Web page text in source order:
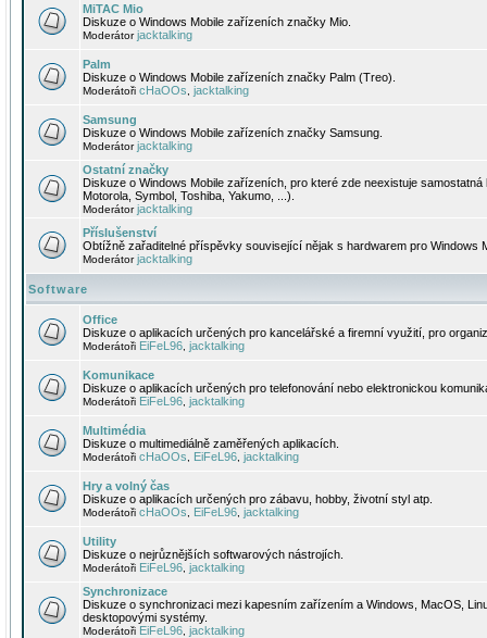
MiTAC Mio
Diskuze o Windows Mobile zařízeních značky Mio.
Moderátorjacktalking
Palm
Diskuze o Windows Mobile zařízeních značky Palm (Treo).
Moderátoři cHaOOs jacktalking
Samsung
Diskuze o Windows Mobile zařízeních značky Samsung.
Moderátorjacktalking
Ostatní značky
Diskuze o Windows Mobile zařízeních, pro které zde neexistuje
Motorola, Symbol, Toshiba, Yakumo, ...).
Moderátorjacktalking
Příslušenství
Obtížně zařaditelné příspěvky související nějak s hardwarem pro Windows
Moderátorjacktalking
Software
Office
Diskuze o aplikacích určených pro kancelářské a firemní využití, pro
Moderátoři EiFeL96 jacktalking
Komunikace
Diskuze o aplikacích určených pro telefonování nebo elektronickou
Moderátoři EiFeL96 jacktalking
Multimédia
Diskuze o multimediálně zaměřených aplikacích.
Moderátoři cHaOOs EiFeL96 jacktalking
Hry a volný čas
Diskuze o aplikacích určených pro zábavu, hobby, životní styl atp.
Moderátoři cHaOOs EiFeL96 jacktalking
Utility
Diskuze o nejrůznějších softwarových nástrojích.
Moderátoři EiFeL96 jacktalking
Synchronizace
Diskuze o synchronizaci mezi kapesním zařízením a Windows, MacOS,
desktopovými systémy.
Moderátoři EiFeL96 jacktalking